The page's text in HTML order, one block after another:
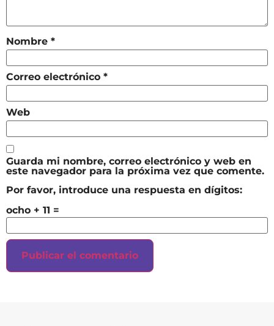
Nombre *
Correo electrónico *
Web
Guarda mi nombre, correo electrónico y web en
este navegador para la próxima vez que comente.
Por favor, introduce una respuesta en dígitos:
ocho + 11 =